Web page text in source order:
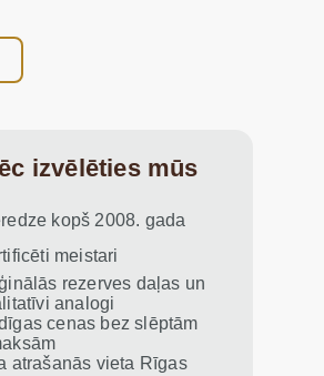
izvēlēties mūs
kopš 2008. gada
meistari
rezerves daļas un
analogi
cenas bez slēptām
atrašanās vieta Rīgas